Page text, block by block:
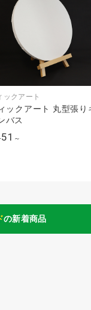
ックアート
ックアート 丸型張り
バス
～
の新着商品